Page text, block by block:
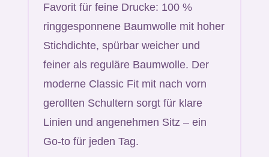
Favorit für feine Drucke: 100 %
ringgesponnene Baumwolle mit hoher
Stichdichte, spürbar weicher und
feiner als reguläre Baumwolle. Der
moderne Classic Fit mit nach vorn
gerollten Schultern sorgt für klare
Linien und angenehmen Sitz – ein
Go-to für jeden Tag.